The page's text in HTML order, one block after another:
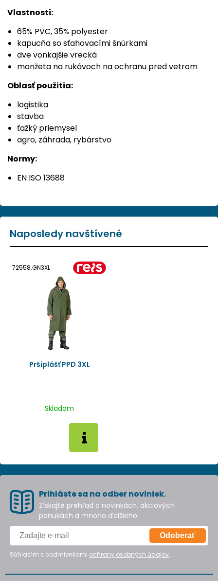
Vlastnosti:
65% PVC, 35% polyester
kapucňa so sťahovacími šnúrkami
dve vonkajšie vrecká
manžeta na rukávoch na ochranu pred vetrom
Oblasť použitia:
logistika
stavba
ťažký priemysel
agro, záhrada, rybárstvo
Normy:
EN ISO 13688
Naposledy navštívené
72558.GN3XL
Pršiplášť PPD 3XL
Skladom
Prihláste sa na odber noviniek.
Získajte prehľad o novinkách, akciových
ponukách a mnoho ďalšieho.
Odoberať
Súhlasím s podmienkami ochrany osobných údajov.